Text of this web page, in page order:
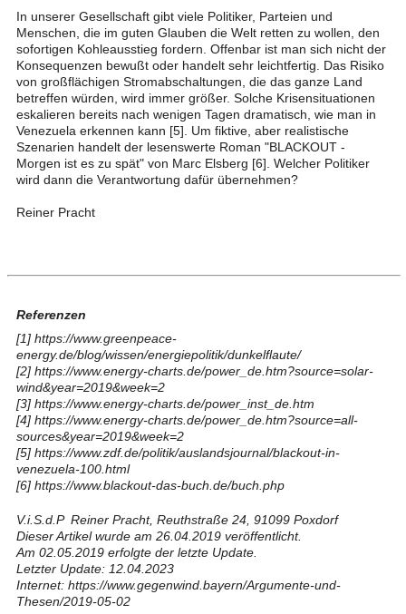
In unserer Gesellschaft gibt viele Politiker, Parteien und
Menschen, die im guten Glauben die Welt retten zu wollen, den
sofortigen Kohleausstieg fordern. Offenbar ist man sich nicht der
Konsequenzen bewußt oder handelt sehr leichtfertig. Das Risiko
von großflächigen Stromabschaltungen, die das ganze Land
betreffen würden, wird immer größer. Solche Krisensituationen
eskalieren bereits nach wenigen Tagen dramatisch, wie man in
Venezuela erkennen kann [5]. Um fiktive, aber realistische
Szenarien handelt der lesenswerte Roman "BLACKOUT -
Morgen ist es zu spät" von Marc Elsberg [6]. Welcher Politiker
wird dann die Verantwortung dafür übernehmen?
Reiner Pracht
Referenzen
[1] https://www.greenpeace-
energy.de/blog/wissen/energiepolitik/dunkelflaute/
[2] https://www.energy-charts.de/power_de.htm?source=solar-
wind&year=2019&week=2
[3] https://www.energy-charts.de/power_inst_de.htm
[4] https://www.energy-charts.de/power_de.htm?source=all-
sources&year=2019&week=2
[5] https://www.zdf.de/politik/auslandsjournal/blackout-in-
venezuela-100.html
[6] https://www.blackout-das-buch.de/buch.php
V.i.S.d.P Reiner Pracht, Reuthstraße 24, 91099 Poxdorf
Dieser Artikel wurde am 26.04.2019 veröffentlicht.
Am 02.05.2019 erfolgte der letzte Update.
Letzter Update: 12.04.2023
Internet: https://www.gegenwind.bayern/Argumente-und-
Thesen/2019-05-02